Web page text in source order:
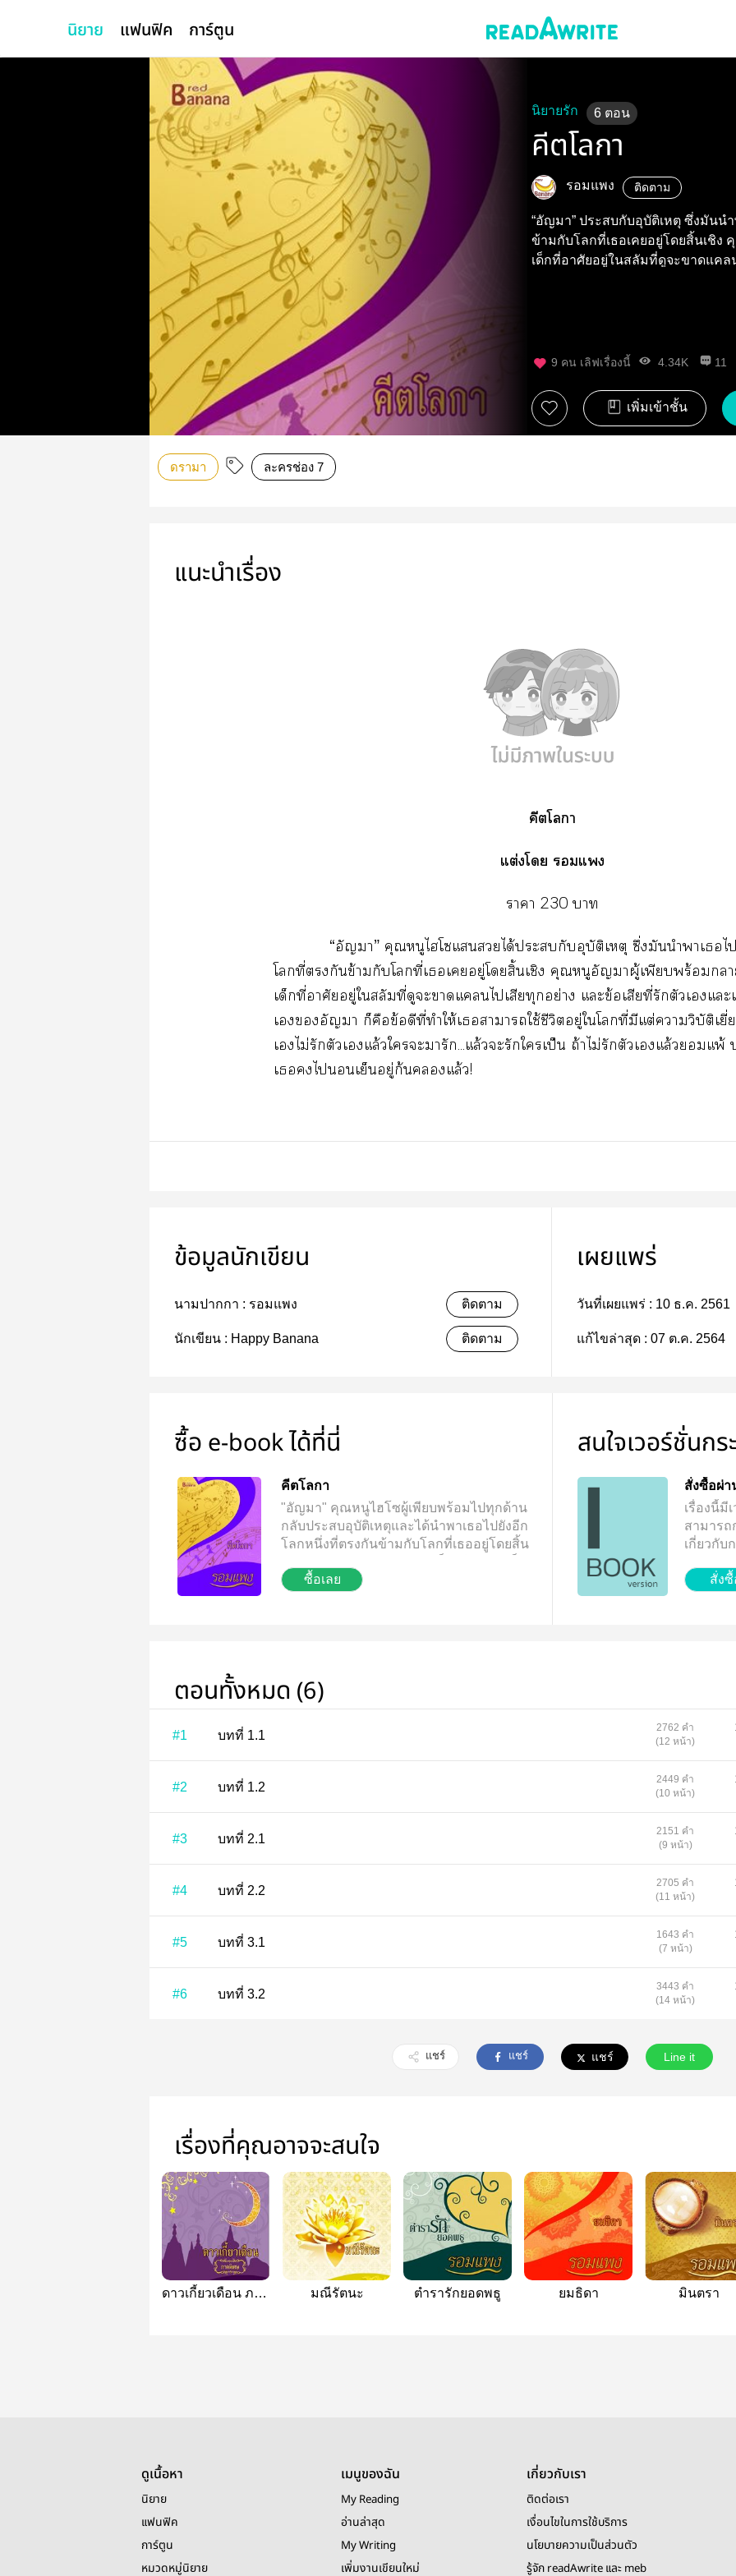
นิยาย แฟนฟิค การ์ตูน
นิยายรัก 6 ตอน
คีตโลกา
รอมแพง ติดตาม
“อัญมา” ประสบกับอุบัติเหตุ ซึ่งมันน
ข้ามกับโลกที่เธอเคยอยู่โดยสิ้นเชิง
เด็กที่อาศัยอยู่ในสลัมที่ดูจะขาดแคล
9 คน เลิฟเรื่องนี้ 4.34K 11
เพิ่มเข้าชั้น
ดรามา ละครช่อง 7
แนะนำเรื่อง
คีตโา
แต่งโ แ
าา 230า
“อัญา” คุณหนูไโแได้ะกับอุบัติเหตุ ซึ่งมันนำาเไ
โที่กันข้ามกับโที่เเอยู่โสิ้นเชิง คุณหนูอัญาผู้เพียบพร้อม
เด็กที่อาศัยอยู่ใสลัมที่ดูะาแไเสียทุกอย่าง แะข้อเสียที่รักตัวเแ
เอัญา ก็คือข้อดีที่ทำให้เาาใช้ชีวิตอยู่ใโที่มีแต่าวิบัติเยี่
เไม่รักตัวเแล้วใะมารัก...แล้วะรักใเป็น ถ้าไม่รักตัวเแล้วแพ้
เไเย็นอยู่ก้นแล้ว!
ข้อมูลนักเขียน
นามปากกา : รอมแพง ติดตาม
นักเขียน : Happy Banana ติดตาม
เผยแพร่
วันที่เผยแพร่ : 10 ธ.ค. 2561
แก้ไขล่าสุด : 07 ต.ค. 2564
ซื้อ e-book ได้ที่นี่
คีตโลกา
"อัญมา" คุณหนูไฮโซผู้เพียบพร้อมไปทุกด้าน
กลับประสบอุบัติเหตุและได้นำพาเธอไปยังอีก
โลกหนึ่งที่ตรงกันข้ามกับโลกที่เธออยู่โดยสิ้น
ติดยาที่อาศัยอยู่ในสลัมแล้วเธอจะตัดสินใจ
ซื้อเลย
สนใจเวอร์ชั่นกร
สั่งซื้อผ่า
เรื่องนี้มี
สามาร
เกี่ยวกับ
สั่งซื้
ตอนทั้งหมด (6)
#1 บทที่ 1.1
2762 คำ
(12 หน้า)
#2 บทที่ 1.2
2449 คำ
(10 หน้า)
#3 บทที่ 2.1
2151 คำ
(9 หน้า)
#4 บทที่ 2.2
2705 คำ
(11 หน้า)
#5 บทที่ 3.1
1643 คำ
(7 หน้า)
#6 บทที่ 3.2
3443 คำ
(14 หน้า)
แชร์ แชร์ แชร์ Line it
เรื่องที่คุณอาจจะสนใจ
ดาวเกี้ยวเดือน ภาค
มณีรัตนะ ตำรารักยอดพธู ยมธิดา มินตรา
ดูเนื้อหา
นิยาย
แฟนฟิค
การ์ตูน
หมวดหมู่นิยาย
เมนูของฉัน
My Reading
อ่านล่าสุด
My Writing
เพิ่มงานเขียนใหม่
เกี่ยวกับเรา
ติดต่อเรา
เงื่อนไขในการใช้บริการ
นโยบายความเป็นส่วนตัว
รู้จัก readAwrite และ meb